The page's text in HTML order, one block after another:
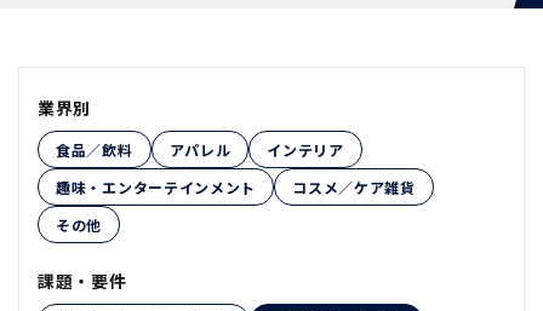
業界別
食品／飲料 アパレル
インテリア
趣味・エンターテインメント
コスメ／ケア雑貨
その他
課題・要件